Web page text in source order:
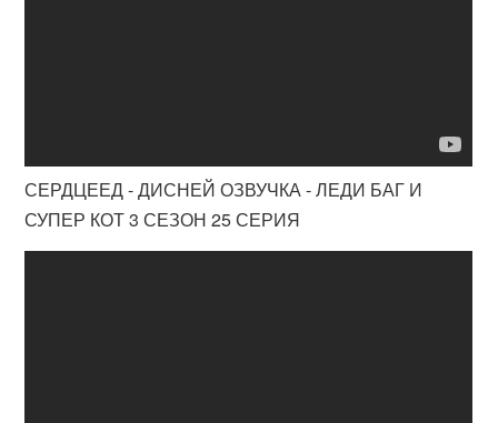
СЕРДЦЕЕД - ДИСНЕЙ ОЗВУЧКА - ЛЕДИ БАГ И
СУПЕР КОТ 3 СЕЗОН 25 СЕРИЯ